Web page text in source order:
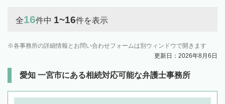
全16件中 1~16件を表示
各事務所の詳細情報とお問い合わせフォームは別ウィンドウで開きます
更新日：2026年8月6日
愛知 一宮市にある相続対応可能な弁護士事務所